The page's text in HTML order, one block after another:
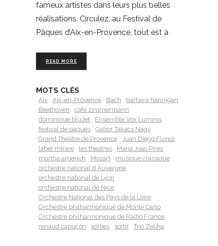
fameux artistes dans leurs plus belles
réalisations. Circulez, au Festival de
Pâques d’Aix-en-Provence, tout est à
READ MORE
MOTS CLÉS
Aix Aix-en-Provence Bach
barbara hannigan
Beethoven
cafe zimmermann
dominique bluzet
Ensemble Vox Luminis
festival de paques
Gabor Takacs Nagy
Grand Théâtre de Provence
Juan Diego Florez
label mirare
les theatres
Maria Joao Pires
martha argerich
Mozart
musique classique
orchestre national d Auvergne
orchestre national de Lyon
orchestre national de Nice
Orchestre National des Pays de la Loire
Orchestre philharmonique de Monte Carlo
Orchestre philharmonique de Radio France
renaud capuçon
sorties sortir Trio Zeliha